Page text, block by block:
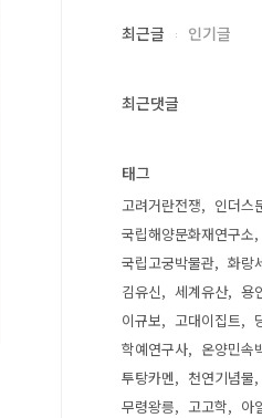
최근글 인기글
최근댓글
태그
고려거란전쟁 인더스
국립해양문화재연구소
국립고궁박물관
화랑
김유신
세계유산 용
이규보
고대이집트
학예연구사
온양민속
투탕카멘
천연기념물
무령왕릉
고고학 아